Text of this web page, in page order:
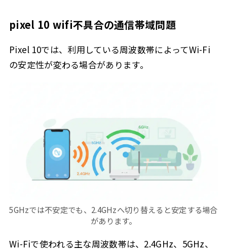
pixel 10 wifi不具合の通信帯域問題
Pixel 10では、利用している周波数帯によってWi-Fi
の安定性が変わる場合があります。
5GHzでは不安定でも、2.4GHzへ切り替えると安定する場合
があります。
Wi-Fiで使われる主な周波数帯は、2.4GHz、5GHz、